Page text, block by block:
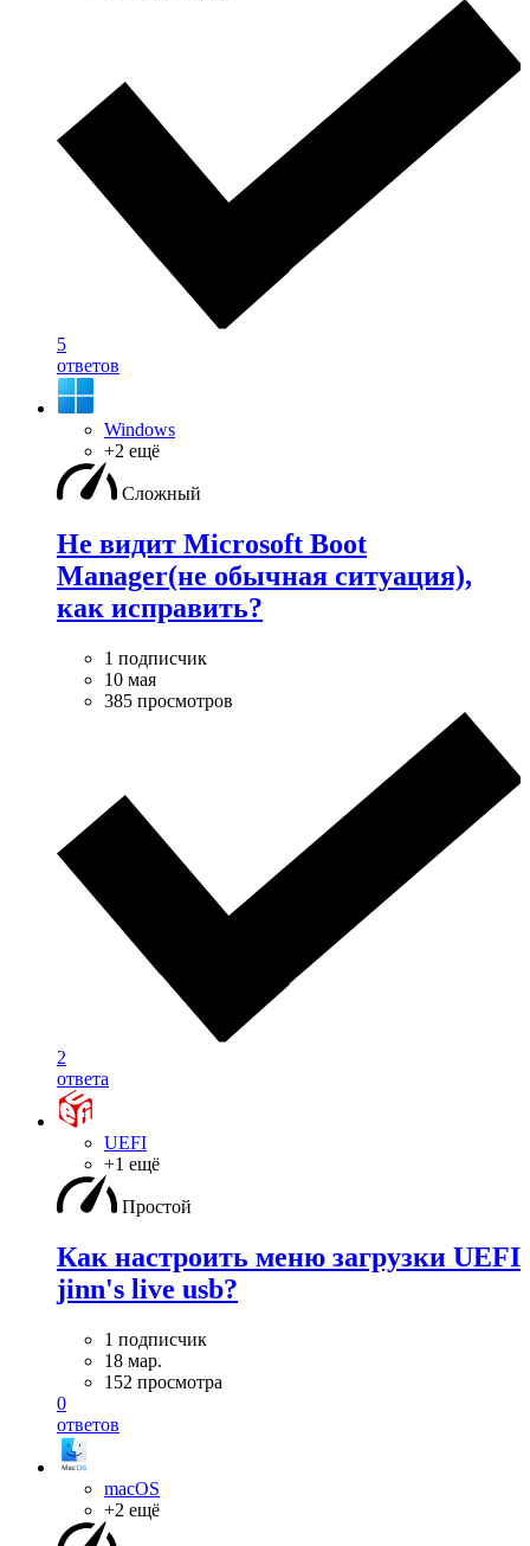
5
ответов
Windows
+2 ещё
Сложный
Не видит Microsoft Boot
Manager(не обычная ситуация),
как исправить?
1 подписчик
10 мая
385 просмотров
2
ответа
UEFI
+1 ещё
Простой
Как настроить меню загрузки UEFI
jinn's live usb?
1 подписчик
18 мар.
152 просмотра
0
ответов
macOS
+2 ещё